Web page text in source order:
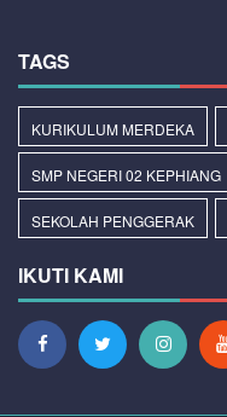
TAGS
KURIKULUM MERDEKA
SMP NEGERI 02 KEPHIANG
SEKOLAH PENGGERAK
IKUTI KAMI